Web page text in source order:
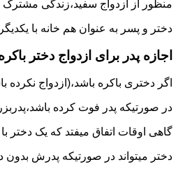
منظور از ازدواج سفید،زندگی
دختر و پسر به عنوان هم خانه با
اجازه پدر برای ازدواج دختر
اگر دختری باکره باشد،(ازدواج نکرده
در صورتیکه پدر فوت کرده
گاهی اوقات اتفاق میفتد که یک دختر
دختر میتواند در صورتیکه پدرش بدون